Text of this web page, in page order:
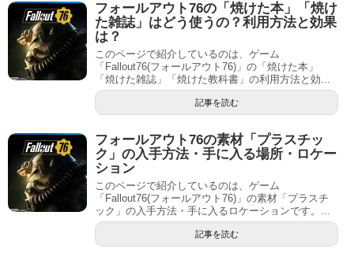
フォールアウト76の「焼けた本」「焼け
た雑誌」はどう使うの？利用方法と効果
は？
このページで紹介しているのは、ゲーム
「Fallout76(フォールアウト76)」の「焼けた本」
「焼けた雑誌」「焼けた教科書」の利用方法と効...
記事を読む
フォールアウト76の素材「プラスチッ
ク」の入手方法・手に入る場所・ロケー
ション
このページで紹介しているのは、ゲーム
「Fallout76(フォールアウト76)」の素材「プラスチ
ック」の入手方法・手に入るロケーションです。...
記事を読む